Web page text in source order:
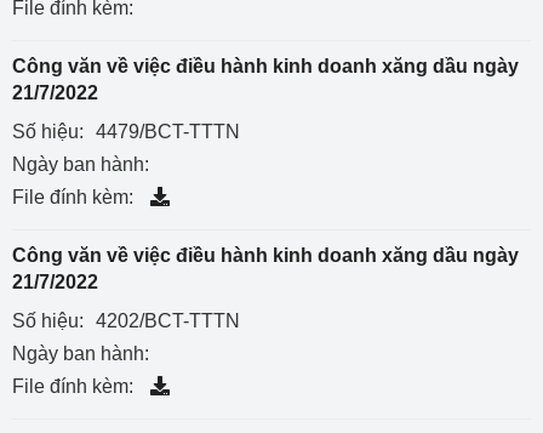
File đính kèm:
Công văn về việc điều hành kinh doanh xăng dầu ngày
21/7/2022
Số hiệu:
4479/BCT-TTTN
Ngày ban hành:
File đính kèm:
Công văn về việc điều hành kinh doanh xăng dầu ngày
21/7/2022
Số hiệu:
4202/BCT-TTTN
Ngày ban hành:
File đính kèm: